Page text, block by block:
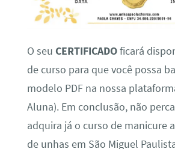
O seu CERTIFICADOficará
de curso para que você possa
modelo PDF na nossa
Aluna). Em conclusão, não
adquira já o curso de manicure
de unhas em São Miguel